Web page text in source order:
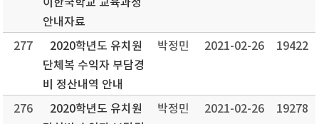
이한국학교 교육과정
안내자료
277
2020학년도 유치원
단체복 수익자 부담경
비 정산내역 안내
박정민 2021-02-26 19422
276
2020학년도 유치원
박정민 2021-02-26 19278